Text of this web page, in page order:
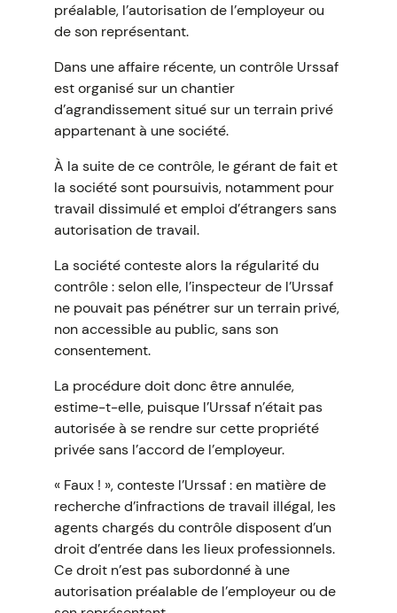
préalable, l’autorisation de l’employeur ou
de son représentant.
Dans une affaire récente, un contrôle Urssaf
est organisé sur un chantier
d’agrandissement situé sur un terrain privé
appartenant à une société.
À la suite de ce contrôle, le gérant de fait et
la société sont poursuivis, notamment pour
travail dissimulé et emploi d’étrangers sans
autorisation de travail.
La société conteste alors la régularité du
contrôle : selon elle, l’inspecteur de l’Urssaf
ne pouvait pas pénétrer sur un terrain privé,
non accessible au public, sans son
consentement.
La procédure doit donc être annulée,
estime-t-elle, puisque l’Urssaf n’était pas
autorisée à se rendre sur cette propriété
privée sans l’accord de l’employeur.
« Faux ! », conteste l’Urssaf : en matière de
recherche d’infractions de travail illégal, les
agents chargés du contrôle disposent d’un
droit d’entrée dans les lieux professionnels.
Ce droit n’est pas subordonné à une
autorisation préalable de l’employeur ou de